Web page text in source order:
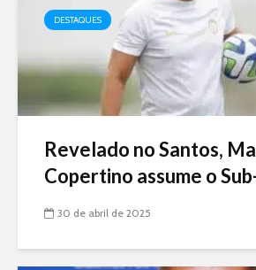
DESTAQUES
Revelado no Santos,
Copertino assume o
30 de abril de 2025